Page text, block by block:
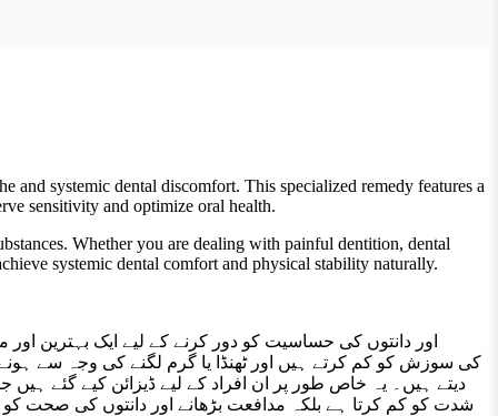
systemic dental discomfort. This specialized remedy features a
sensitivity and optimize oral health.
Whether you are dealing with painful dentition, dental
systemic dental comfort and physical stability naturally.
شدت کو کم کرتا ہے بلکہ مدافعت بڑھانے اور دانتوں کی صحت